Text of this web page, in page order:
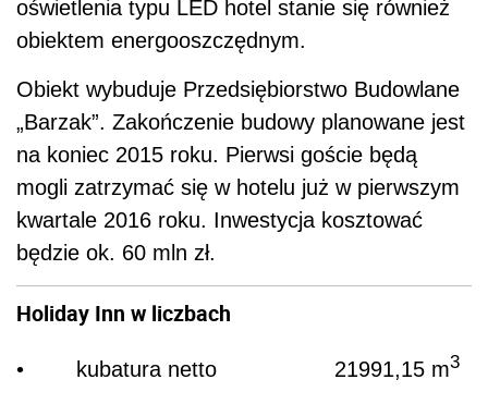
oświetlenia typu LED hotel stanie się również
obiektem energooszczędnym.
Obiekt wybuduje Przedsiębiorstwo Budowlane
„Barzak”. Zakończenie budowy planowane jest
na koniec 2015 roku. Pierwsi goście będą
mogli zatrzymać się w hotelu już w pierwszym
kwartale 2016 roku. Inwestycja kosztować
będzie ok. 60 mln zł.
Holiday Inn w liczbach
• kubatura netto 21991,15 m3